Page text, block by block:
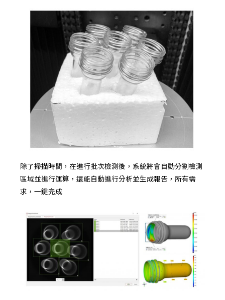
除了掃描時間，在進行批次檢測後，系統將會自動分割檢測
區域並進行運算，還能自動進行分析並生成報告，所有需
求，一鍵完成